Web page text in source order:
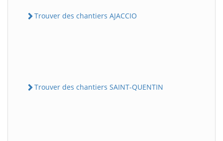
Trouver des chantiers AJACCIO
Trouver des chantiers SAINT-QUENTIN